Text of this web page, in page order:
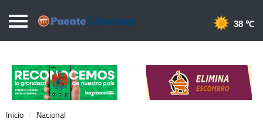
Puentelibre.mx
Local
Nacional
Opinión
38 ℃
Inicio Nacional